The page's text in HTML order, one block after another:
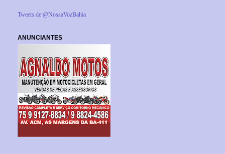
Tweets de @NossaVozBahia
ANUNCIANTES